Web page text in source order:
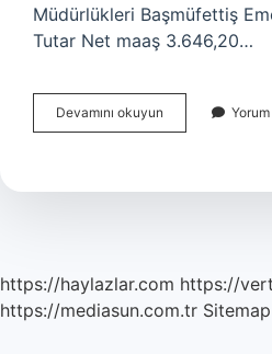
Müdürlükleri Başmüfettiş
Tutar Net maaş 3.646,20…
Devamını okuyun
Müfettiş
Kadar
Yorum
https://haylazlar.com https://
https://mediasun.com.tr Sitemap